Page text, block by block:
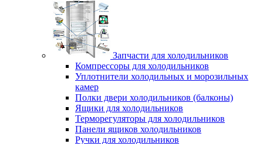
Запчасти для холодильников
Компрессоры для холодильников
Уплотнители холодильных и морозильных
камер
Полки двери холодильников (балконы)
Ящики для холодильников
Терморегуляторы для холодильников
Панели ящиков холодильников
Ручки для холодильников